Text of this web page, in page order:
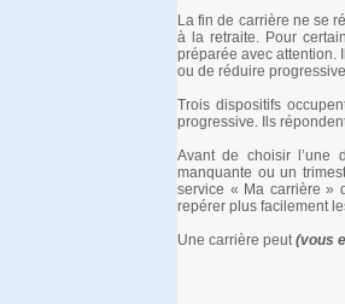
La fin de carrière ne se
à la retraite. Pour
préparée avec attention.
ou de réduire
Trois dispositifs
progressive. Ils
Avant de choisir l’une
manquante ou un
service « Ma carrière »
repérer plus facilement
Une carrière peut(vous